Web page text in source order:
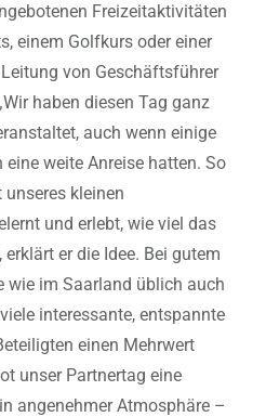
Freizeitaktivitäten
einem Golfkurs oder einer
von Geschäftsführer
haben diesen Tag ganz
auch wenn einige
eine weite Anreise hatten. So
kleinen
und erlebt, wie viel das
er die Idee. Bei gutem
wie im Saarland üblich auch
interessante, entspannte
einen Mehrwert
unser Partnertag eine
angenehmer Atmosphäre –